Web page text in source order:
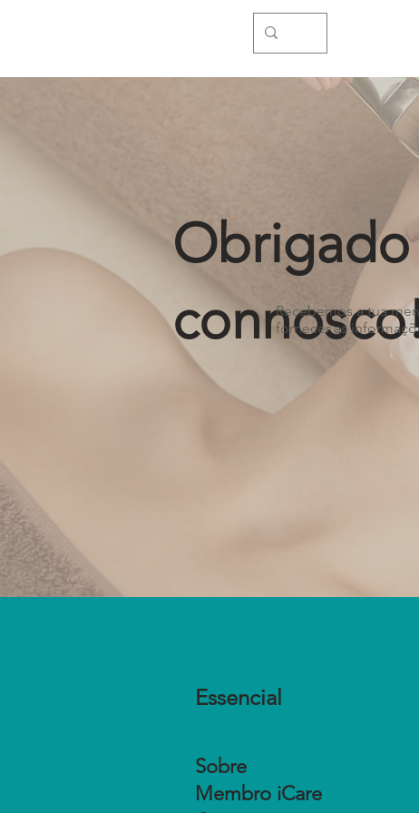
Recebemos a tua
fornecer as
Essencial
Sobre
Membro iCare